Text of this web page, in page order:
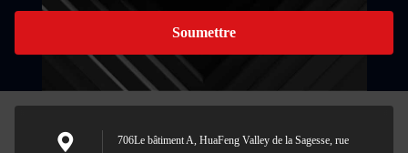
Soumettre
706Le bâtiment A, HuaFeng Valley de la Sagesse, rue